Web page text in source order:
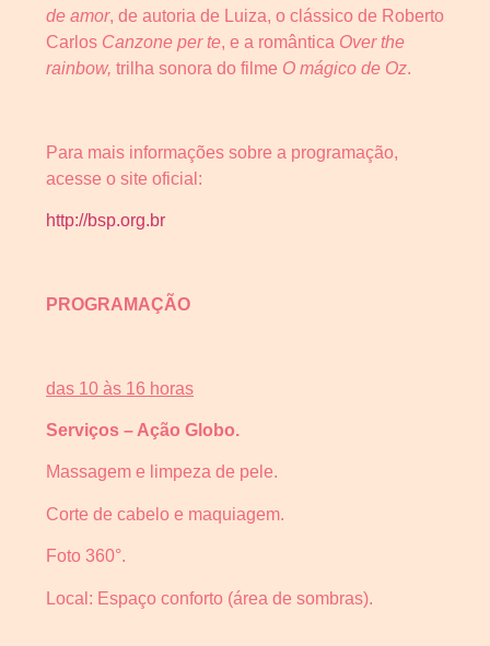
de amor, de autoria de Luiza, o clássico de Roberto
Carlos Canzone per te, e a romântica Over the
rainbow, trilha sonora do filme O mágico de Oz.
Para mais informações sobre a programação,
acesse o site oficial:
http://bsp.org.br
PROGRAMAÇÃO
das 10 às 16 horas
Serviços – Ação Globo.
Massagem e limpeza de pele.
Corte de cabelo e maquiagem.
Foto 360°.
Local: Espaço conforto (área de sombras).